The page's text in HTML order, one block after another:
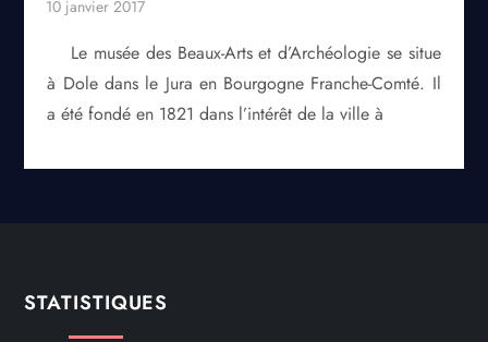
Le musée des Beaux-Arts et d’Archéologie se situe
à Dole dans le Jura en Bourgogne Franche-Comté. Il
a été fondé en 1821 dans l’intérêt de la ville à
STATISTIQUES